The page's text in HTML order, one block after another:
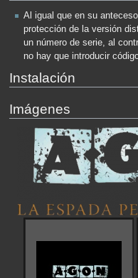
Al igual que en su
protección de la versión
un número de serie, al
no hay que introducir
Instalación
Imágenes